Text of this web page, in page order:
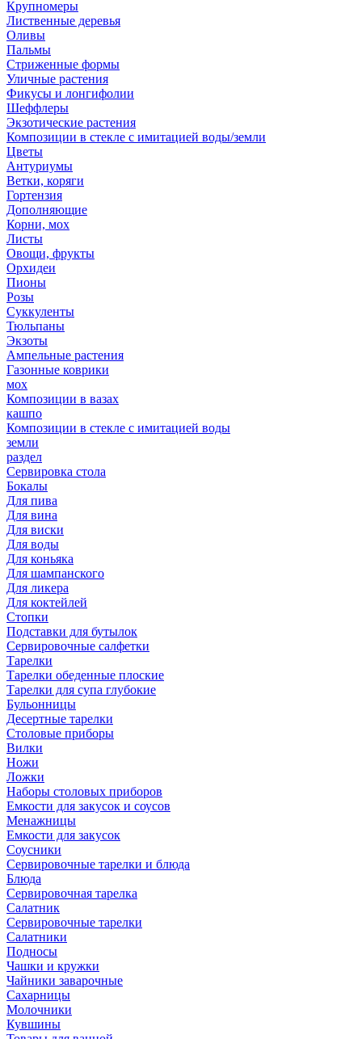
Крупномеры
Лиственные деревья
Оливы
Пальмы
Стриженные формы
Уличные растения
Фикусы и лонгифолии
Шеффлеры
Экзотические растения
Композиции в стекле с имитацией воды/земли
Цветы
Антуриумы
Ветки, коряги
Гортензия
Дополняющие
Корни, мох
Листы
Овощи, фрукты
Орхидеи
Пионы
Розы
Суккуленты
Тюльпаны
Экзоты
Ампельные растения
Газонные коврики
мох
Композиции в вазах
кашпо
Композиции в стекле с имитацией воды
земли
раздел
Сервировка стола
Бокалы
Для пива
Для вина
Для виски
Для воды
Для коньяка
Для шампанского
Для ликера
Для коктейлей
Стопки
Подставки для бутылок
Сервировочные салфетки
Тарелки
Тарелки обеденные плоские
Тарелки для супа глубокие
Бульонницы
Десертные тарелки
Столовые приборы
Вилки
Ножи
Ложки
Наборы столовых приборов
Емкости для закусок и соусов
Менажницы
Емкости для закусок
Соусники
Сервировочные тарелки и блюда
Блюда
Сервировочная тарелка
Салатник
Сервировочные тарелки
Салатники
Подносы
Чашки и кружки
Чайники заварочные
Сахарницы
Молочники
Кувшины